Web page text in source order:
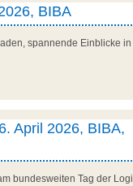
BIBA
spannende Einblicke
April 2026, BIBA,
bundesweiten Tag der